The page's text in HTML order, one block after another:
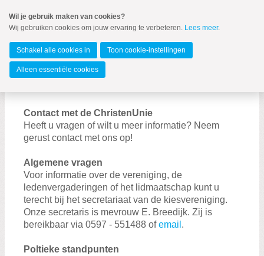
naar
Spring
de
inhoud
Spring
naar
Oldambt
MENU
Zoeken:
Zoeken
Contact met de ChristenUnie
Heeft u vragen of wilt u meer informatie? Neem
gerust contact met ons op!
Algemene vragen
Voor informatie over de vereniging, de
ledenvergaderingen of het lidmaatschap kunt u
terecht bij het secretariaat van de kiesvereniging.
Onze secretaris is mevrouw E. Breedijk. Zij is
bereikbaar via 0597 - 551488 ofemail .
Poltieke standpunten
Wil je gebruik maken van cookies?
Wij gebruiken cookies om jouw ervaring te verbeteren. Lees meer.
Schakel alle cookies in Toon cookie-instellingen
Alleen essentiële cookies